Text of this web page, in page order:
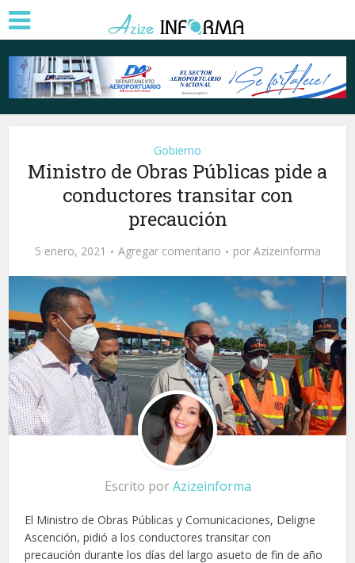
Gobierno
Ministro de Obras Públicas pide a
conductores transitar con
precaución
5 enero, 2021 Agregar comentario por Azizeinforma
Escrito porAzizeinforma
El Ministro de Obras Públicas y Comunicaciones, Deligne
Ascención, pidió a los conductores transitar con
precaución durante los días del largo asueto de fin de año